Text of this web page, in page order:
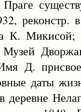
реконстр.
К.
Д.
даты